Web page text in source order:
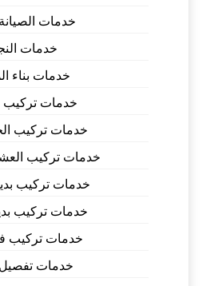
خدمات
خدمات
خدمات بناء
خدمات تركيب
خدمات تركيب
خدمات تركيب
خدمات تركيب
خدمات تركيب
خدمات تركيب
خدمات